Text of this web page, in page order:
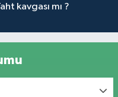
kavgası mı ?